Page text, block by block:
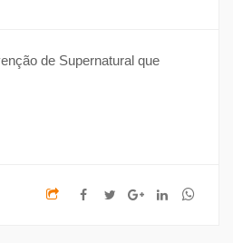
de Supernatural que